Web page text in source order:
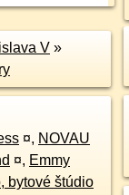
V »
¤, NOVAU
¤, Emmy
bytové štúdio